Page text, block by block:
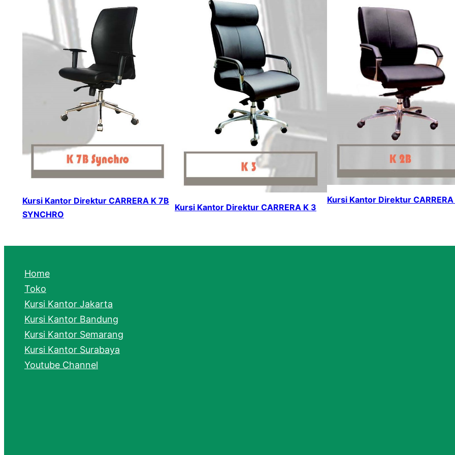
Kursi Kantor Direktur CARRERA K 7B
SYNCHRO
Kursi Kantor Direktur CARRERA K 3
Kursi Kantor Direktur CARRERA
Home
Toko
Kursi Kantor Jakarta
Kursi Kantor Bandung
Kursi Kantor Semarang
Kursi Kantor Surabaya
Youtube Channel